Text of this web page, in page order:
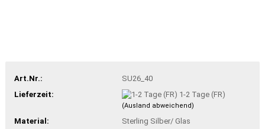
Art.Nr.:
SU26_40
Lieferzeit:
1-2 Tage (FR)
(Ausland abweichend)
Material:
Sterling Silber/ Glas